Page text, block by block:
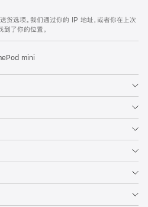
货选项。我们通过你的 IP 地址，或者你在上次
了你的位置。
mini